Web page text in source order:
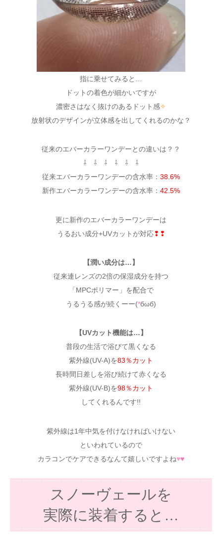
指に乗せてみると…
ドットの着色が細かいですが
濃密さはなく抜けのあるドット感✧
放射状のデザインが立体感を出してくれるのかな？
従来のエバーカラーワンデーとの違いは？？
⇩ ⇩ ⇩ ⇩ ⇩ ⇩
従来エバーカラーワンデーの含水率： 38.6%
新作エバーカラーワンデーの含水率： 42.5%
更に新作のエバーカラーワンデーは
うるおい成分+UVカットが対応❢❢
【潤い成分は…】
従来連レンズの2倍の保湿成分を持つ
「MPCポリマー」を配合で
うるうる感が続くーー(*бωб)
【UVカット機能は…】
普段の生活で浴びて黒くなる
紫外線(UV-A)を83％カット
長時間日差しを浴び続けて赤くなる
紫外線(UV-B)を98％カット
してくれるんです!!
紫外線は1年中気を付けなければいけない
といわれているので
カラコンでケアできるなんて嬉しいですよね♥♥
スノーヴェールを
実際に装着すると…